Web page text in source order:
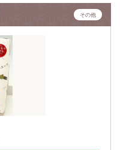
その他